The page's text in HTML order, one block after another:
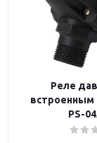
Реле
PS-